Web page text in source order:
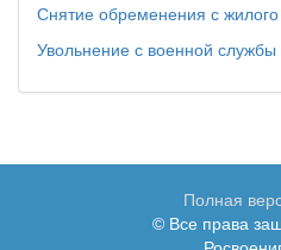
Снятие обременения с
Увольнение с военной службы
Полная
© Все права